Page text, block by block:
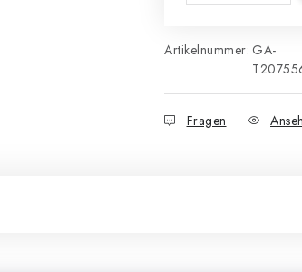
Artikelnummer: GA-
Fragen